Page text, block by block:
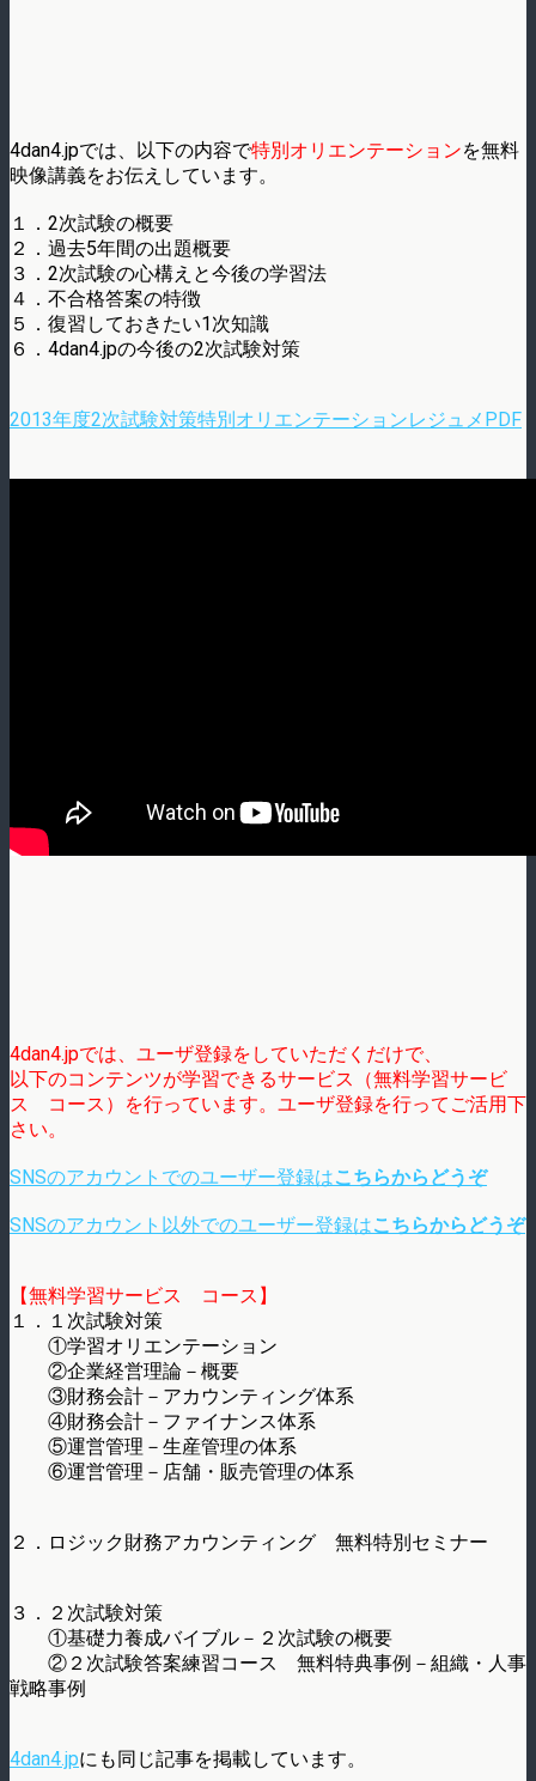
4dan4.jpでは、以下の内容で特別オリエンテーションを無料
映像講義をお伝えしています。
１．2次試験の概要
２．過去5年間の出題概要
３．2次試験の心構えと今後の学習法
４．不合格答案の特徴
５．復習しておきたい1次知識
６．4dan4.jpの今後の2次試験対策
2013年度2次試験対策特別オリエンテーションレジュメPDF
4dan4.jpでは、ユーザ登録をしていただくだけで、
以下のコンテンツが学習できるサービス（無料学習サービ
ス コース）を行っています。ユーザ登録を行ってご活用下
さい。
SNSのアカウントでのユーザー登録はこちらからどうぞ
SNSのアカウント以外でのユーザー登録はこちらからどうぞ
【無料学習サービス コース】
１．１次試験対策
①学習オリエンテーション
②企業経営理論－概要
③財務会計－アカウンティング体系
④財務会計－ファイナンス体系
⑤運営管理－生産管理の体系
⑥運営管理－店舗・販売管理の体系
２．ロジック財務アカウンティング 無料特別セミナー
３．２次試験対策
①基礎力養成バイブル－２次試験の概要
②２次試験答案練習コース 無料特典事例－組織・人事
戦略事例
4dan4.jpにも同じ記事を掲載しています。